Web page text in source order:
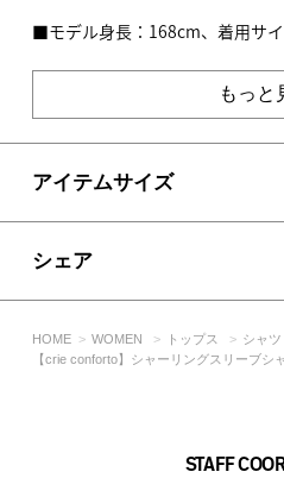
■モデル身長：168cm、着用サ
※画像の商品はサンプルです。
り、実物と色味が異なる場合がご
もっと
アイテムサイズ
シェア
HOME WOMEN トップス
シャ
【crie conforto】シャーリングスリーブシ
STAFF